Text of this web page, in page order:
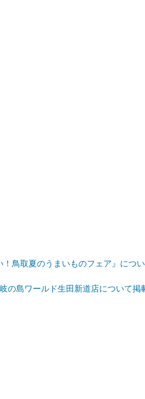
！鳥取夏のうまいものフェア』につ
岐の島ワールド生田新道店について